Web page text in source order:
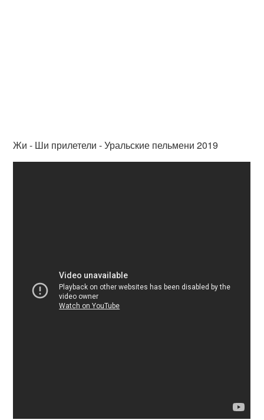
Жи - Ши прилетели - Уральские пельмени 2019